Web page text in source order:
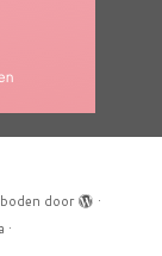
door
·
·